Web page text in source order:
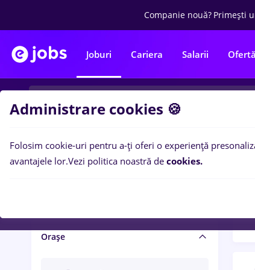
Companie nouă? Primești
Joburi Cariera Salarii
Salariu și beneficii
Orașe
Administrare cookies 🍪
Folosim cookie-uri pentru a-ți oferi o experiență
avantajele lor.Vezi politica noastră de cookies.